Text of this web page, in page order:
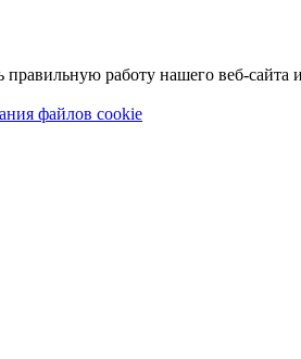
работу нашего веб-сайта
файлов cookie